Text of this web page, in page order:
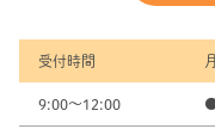
受付時間 月
9:00～12:00